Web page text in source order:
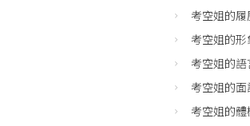
考空姐的
考空姐的
考空姐的語
考空姐的
考空姐的